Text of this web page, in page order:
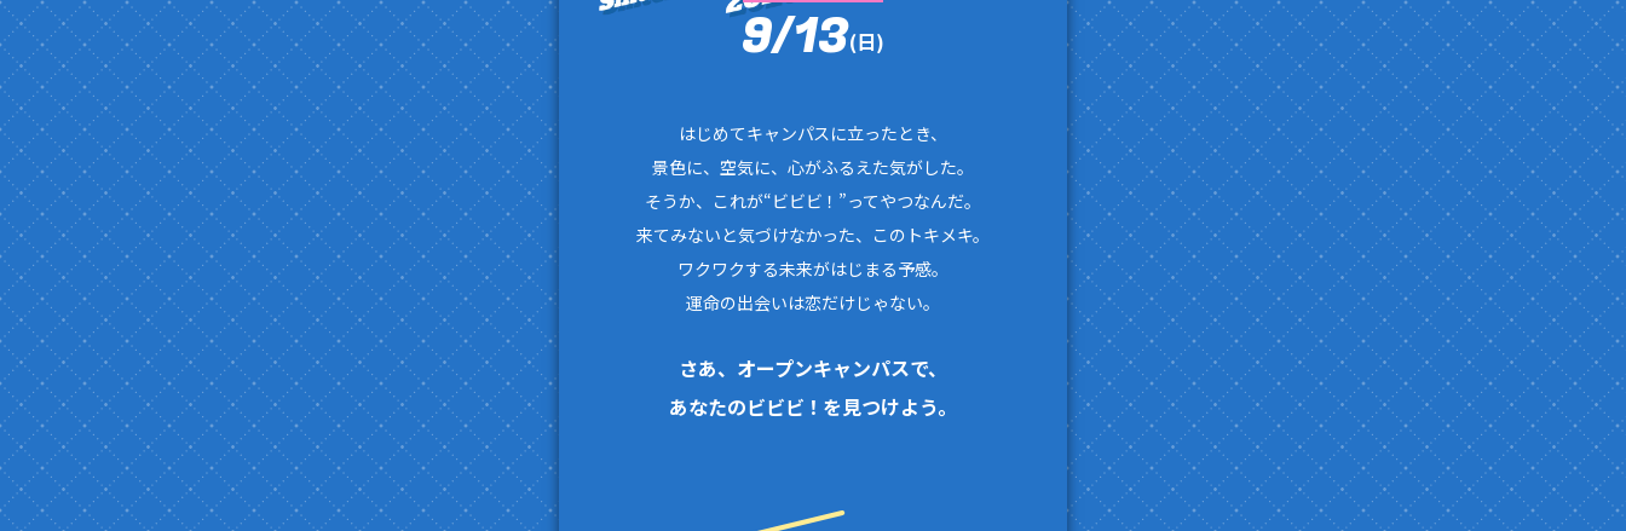
9/13(日)
はじめてキャンパスに立ったとき、
景色に、空気に、心がふるえた気がした。
そうか、これが“ビビビ！”ってやつなんだ。
来てみないと気づけなかった、このトキメキ。
ワクワクする未来がはじまる予感。
運命の出会いは恋だけじゃない。
さあ、オープンキャンパスで、
あなたのビビビ！を見つけよう。